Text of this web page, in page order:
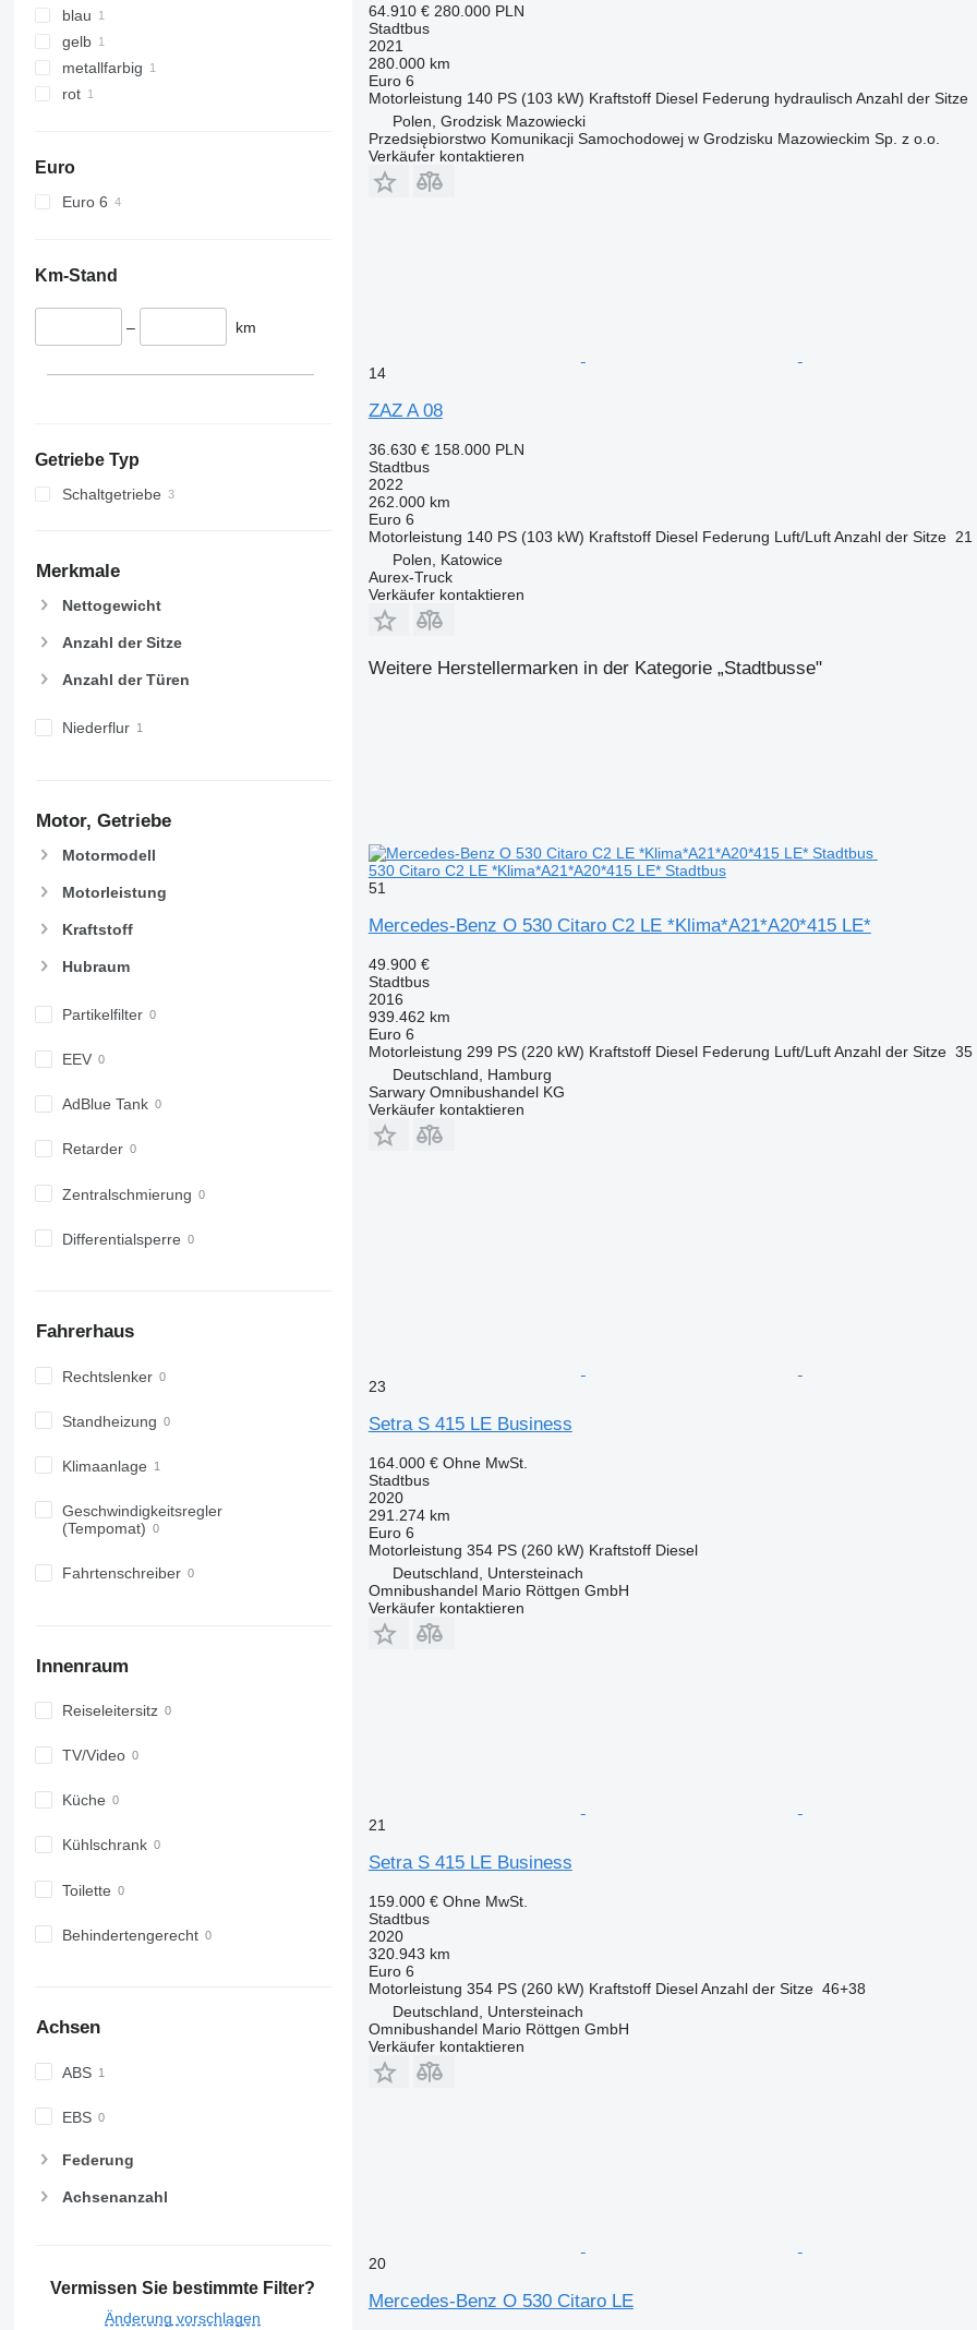
blau
gelb
metallfarbig
rot
Euro
Euro 6
Km-Stand
– km
Getriebe Typ
Schaltgetriebe
Merkmale
Nettogewicht
Anzahl der Sitze
Anzahl der Türen
Niederflur
Motor, Getriebe
Motormodell
Motorleistung
Kraftstoff
Hubraum
Partikelfilter
EEV
AdBlue Tank
Retarder
Zentralschmierung
Differentialsperre
Fahrerhaus
Rechtslenker
Standheizung
Klimaanlage
Geschwindigkeitsregler
(Tempomat)
Fahrtenschreiber
Innenraum
Reiseleitersitz
TV/Video
Küche
Kühlschrank
Toilette
Behindertengerecht
Achsen
ABS
EBS
Federung
Achsenanzahl
Vermissen Sie bestimmte Filter?
Änderung vorschlagen
64.910 € 280.000 PLN
Stadtbus
2021
280.000 km
Euro 6
Motorleistung 140 PS (103 kW) Kraftstoff Diesel Federung hydraulisch Anzahl der Sitze
Polen, Grodzisk Mazowiecki
Przedsiębiorstwo Komunikacji Samochodowej w Grodzisku Mazowieckim Sp. z o.o.
Verkäufer kontaktieren
14
ZAZ A 08
36.630 € 158.000 PLN
Stadtbus
2022
262.000 km
Euro 6
Motorleistung 140 PS (103 kW) Kraftstoff Diesel Federung Luft/Luft Anzahl der Sitze 21
Polen, Katowice
Aurex-Truck
Verkäufer kontaktieren
Weitere Herstellermarken in der Kategorie „Stadtbusse"
530 Citaro C2 LE *Klima*A21*A20*415 LE* Stadtbus
51
Mercedes-Benz O 530 Citaro C2 LE *Klima*A21*A20*415 LE*
49.900 €
Stadtbus
2016
939.462 km
Euro 6
Motorleistung 299 PS (220 kW) Kraftstoff Diesel Federung Luft/Luft Anzahl der Sitze 35
Deutschland, Hamburg
Sarwary Omnibushandel KG
Verkäufer kontaktieren
23
Setra S 415 LE Business
164.000 € Ohne MwSt.
Stadtbus
2020
291.274 km
Euro 6
Motorleistung 354 PS (260 kW) Kraftstoff Diesel
Deutschland, Untersteinach
Omnibushandel Mario Röttgen GmbH
Verkäufer kontaktieren
21
Setra S 415 LE Business
159.000 € Ohne MwSt.
Stadtbus
2020
320.943 km
Euro 6
Motorleistung 354 PS (260 kW) Kraftstoff Diesel Anzahl der Sitze 46+38
Deutschland, Untersteinach
Omnibushandel Mario Röttgen GmbH
Verkäufer kontaktieren
20
Mercedes-Benz O 530 Citaro LE